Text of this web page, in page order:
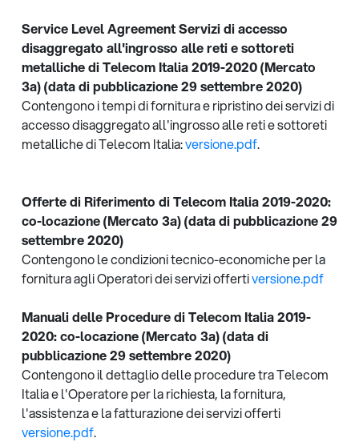
Service Level Agreement Servizi di accesso
disaggregato all'ingrosso alle reti e sottoreti
metalliche di Telecom Italia 2019-2020 (Mercato
3a) (data di pubblicazione 29 settembre 2020)
Contengono i tempi di fornitura e ripristino dei servizi di
accesso disaggregato all'ingrosso alle reti e sottoreti
metalliche di Telecom Italia:versione.pdf.
Offerte di Riferimento di Telecom Italia 2019-2020:
co-locazione (Mercato 3a) (data di pubblicazione 29
settembre 2020)
Contengono le condizioni tecnico-economiche per la
fornitura agli Operatori dei servizi offertiversione.pdf
Manuali delle Procedure di Telecom Italia 2019-
2020: co-locazione (Mercato 3a) (data di
pubblicazione 29 settembre 2020)
Contengono il dettaglio delle procedure tra Telecom
Italia e l'Operatore per la richiesta, la fornitura,
l'assistenza e la fatturazione dei servizi offerti
versione.pdf.